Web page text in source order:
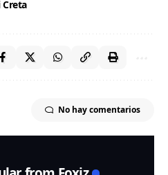
No hay comentarios